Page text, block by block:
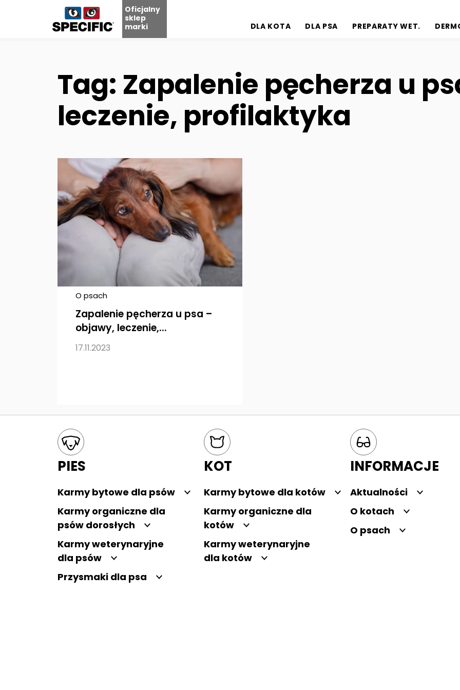
Oficjalny
sklep
marki
DLA KOTA
DLA PSA PREPARATY WET.
Tag: Zapalenie pęcherza u
leczenie, profilaktyka
O psach
Zapalenie pęcherza u psa –
objawy, leczenie,...
17.11.2023
Mapa kategorii
PIES
Karmy bytowe dla psów
Karmy organiczne dla
psów dorosłych
Karmy weterynaryjne
dla psów
Przysmaki dla psa
KOT
Karmy bytowe dla kotów
Karmy organiczne dla
kotów
Karmy weterynaryjne
dla kotów
INFORMACJE
Aktualności
O kotach
O psach